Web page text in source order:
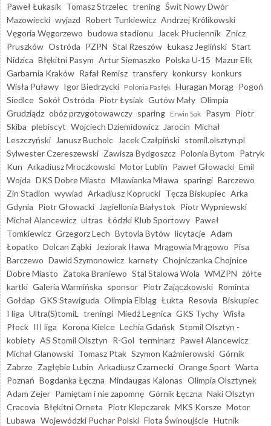
Paweł Łukasik Tomasz Strzelec trening Świt Nowy Dwór
Mazowiecki wyjazd Robert Tunkiewicz Andrzej Królikowski
Vęgoria Węgorzewo budowa stadionu Jacek Płuciennik Znicz
Pruszków Ostróda PZPN Stal Rzeszów Łukasz Jegliński Start
Nidzica Błękitni Pasym Artur Siemaszko Polska U-15 Mazur Ełk
Garbarnia Kraków Rafał Remisz transfery konkursy konkurs
Wisła Puławy Igor Biedrzycki Polonia Pasłęk Huragan Morąg Pogoń
Siedlce Sokół Ostróda Piotr Łysiak Gutów Mały Olimpia
Grudziądz obóz przygotowawczy sparing Erwin Sak Pasym Piotr
Skiba plebiscyt Wojciech Dziemidowicz Jarocin Michał
Leszczyński
Janusz Bucholc Jacek Czałpiński stomil.olsztyn.pl
Sylwester Czereszewski Zawisza Bydgoszcz Polonia Bytom Patryk
Kun Arkadiusz Mroczkowski Motor Lublin Paweł Głowacki Emil
Wojda DKS Dobre Miasto Mławianka Mława sparingi Barczewo
Zin Stadion wywiad Arkadiusz Koprucki Tęcza Biskupiec Arka
Gdynia Piotr Głowacki Jagiellonia Białystok Piotr Wypniewski
Michał Alancewicz ultras Łódzki Klub Sportowy Paweł
Tomkiewicz Grzegorz Lech Bytovia Bytów licytacje Adam
Łopatko Dolcan Ząbki Jeziorak Iława Mrągowia Mrągowo Pisa
Barczewo Dawid Szymonowicz karnety Chojniczanka Chojnice
Dobre Miasto Zatoka Braniewo Stal Stalowa Wola WMZPN żółte
kartki Galeria Warmińska sponsor Piotr Zajączkowski Rominta
Gołdap GKS Stawiguda Olimpia Elbląg Łukta Resovia Biskupiec
I liga Ultra(S)tomiL treningi Miedź Legnica GKS Tychy Wisła
Płock III liga Korona Kielce Lechia Gdańsk Stomil Olsztyn -
kobiety AS Stomil Olsztyn R-Gol terminarz Paweł Alancewicz
Michał Glanowski Tomasz Ptak Szymon Kaźmierowski Górnik
Zabrze Zagłębie Lubin Arkadiusz Czarnecki Orange Sport Warta
Poznań Bogdanka Łęczna Mindaugas Kalonas Olimpia Olsztynek
Adam Zejer Pamiętam i nie zapomnę Górnik Łęczna Naki Olsztyn
Cracovia Błękitni Orneta Piotr Klepczarek MKS Korsze Motor
Lubawa Wojewódzki Puchar Polski Flota Świnoujście Hutnik